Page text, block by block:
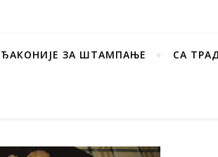
ЂАКОНИЈЕ ЗА ШТАМПАЊЕ СА